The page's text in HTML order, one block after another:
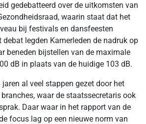
gedebatteerd over de uitkomsten van
waarin staat dat het
bij festivals en dansfeesten
legden Kamerleden de nadruk op
beneden bijstellen van de maximale
dB in plaats van de huidige 103 dB.
al veel stappen gezet door het
waar de staatssecretaris ook
Daar waar in het rapport van de
focus lag op een nieuwe norm van